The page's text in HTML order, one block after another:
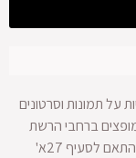
על תמונות וסרטונים
ברחבי הרשת
ולא מתאפשרת הגעה למקור החומר הויזאולי, לכן בהתאם לסעיף 27א'